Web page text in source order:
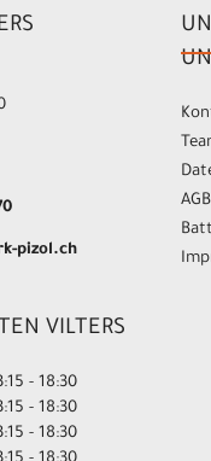
pizol.ch
VILTERS
- 18:30
- 18:30
- 18:30
AGB